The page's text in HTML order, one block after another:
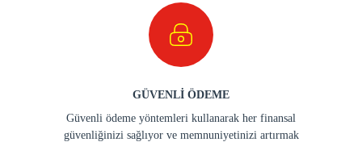
GÜVENLİ ÖDEME
Güvenli ödeme yöntemleri kullanarak her finansal
güvenliğinizi sağlıyor ve memnuniyetinizi artırmak